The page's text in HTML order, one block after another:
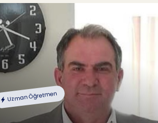
Uzman Öğretmen